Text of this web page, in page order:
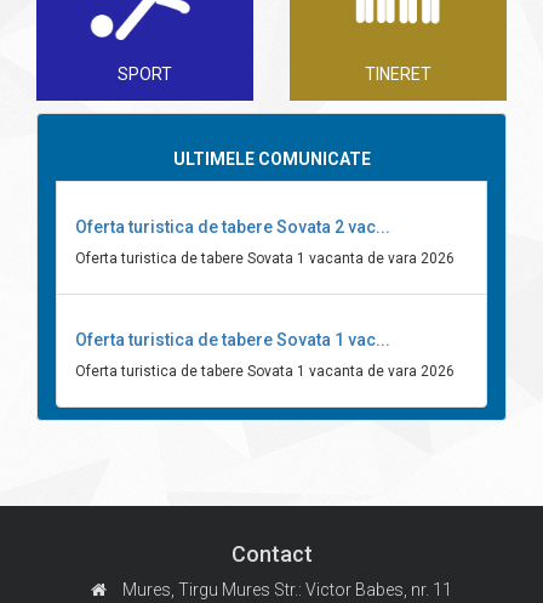
SPORT TINERET
ULTIMELE COMUNICATE
Oferta turistica de tabere Sovata 2 vac...
Oferta turistica de tabere Sovata 1 vacanta de vara 2026
Oferta turistica de tabere Sovata 1 vac...
Oferta turistica de tabere Sovata 1 vacanta de vara 2026
Contact
Mures, Tirgu Mures Str.: Victor Babes, nr. 11